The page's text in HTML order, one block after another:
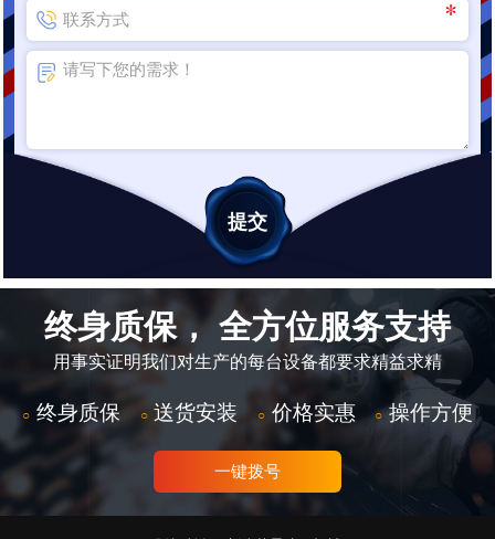
终身质保， 全方位服务支持
用事实证明我们对生产的每台设备都要求精益求精
○ 终身质保 ○ 送货安装 ○ 价格实惠 ○ 操作方便
一键拨号